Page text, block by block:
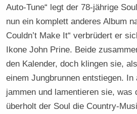
Auto-Tune“ legt der 78-jährige
nun ein komplett anderes Album
Couldn’t Make It“ verbrüdert er
Ikone John Prine. Beide
den Kalender, doch klingen sie,
einem Jungbrunnen entstiegen.
jammen und lamentieren sie, was
überholt der Soul die Country-